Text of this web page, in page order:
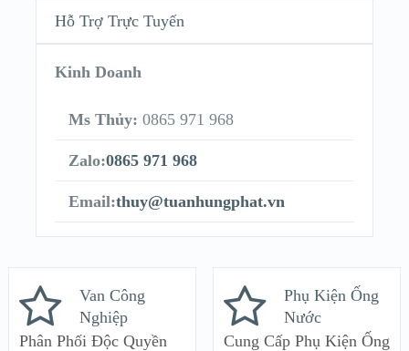
Hỗ Trợ Trực Tuyến
Kinh Doanh
Ms Thủy: 0865 971 968
Zalo:0865 971 968
Email:thuy@tuanhungphat.vn
Van Công
Nghiệp
Phân Phối Độc Quyền
Phụ Kiện Ống
Nước
Cung Cấp Phụ Kiện Ống